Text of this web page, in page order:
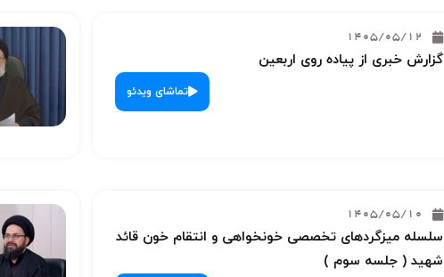
1405/05/12
گزارش خبری از پیاده روی اربعین
تماشای ویدئو
1405/05/10
سلسله میزگردهای تخصصی خونخواهی و انتقام خون قائد
شهید ( جلسه سوم )